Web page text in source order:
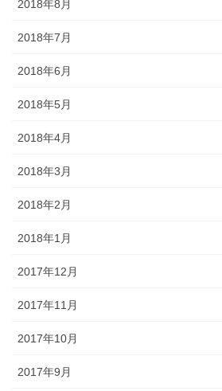
2018年8月
2018年7月
2018年6月
2018年5月
2018年4月
2018年3月
2018年2月
2018年1月
2017年12月
2017年11月
2017年10月
2017年9月